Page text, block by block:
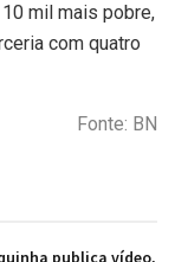
10 mil mais pobre,
com quatro
Fonte: BN
publica vídeo,